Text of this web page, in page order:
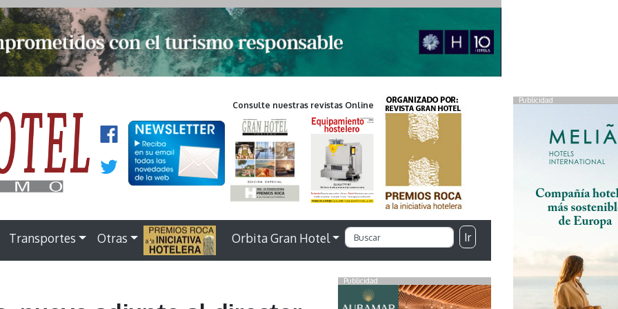
Publicidad
Consulte nuestras revistas Online
Transportes Otras . Orbita Gran Hotel Ir
Publicidad